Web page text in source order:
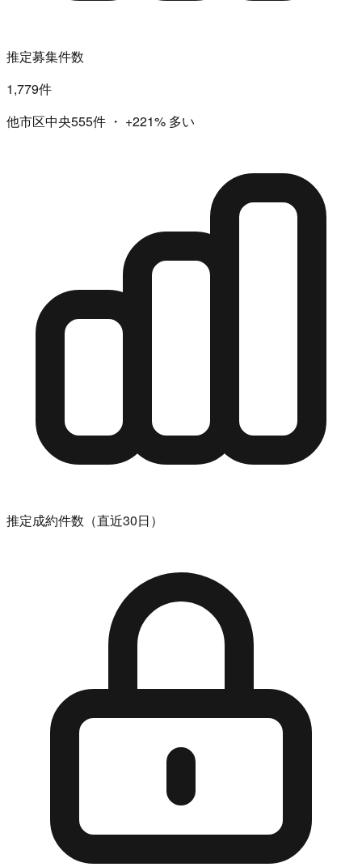
推定募集件数
1,779件
他市区中央555件 ・ +221% 多い
推定成約件数（直近30日）